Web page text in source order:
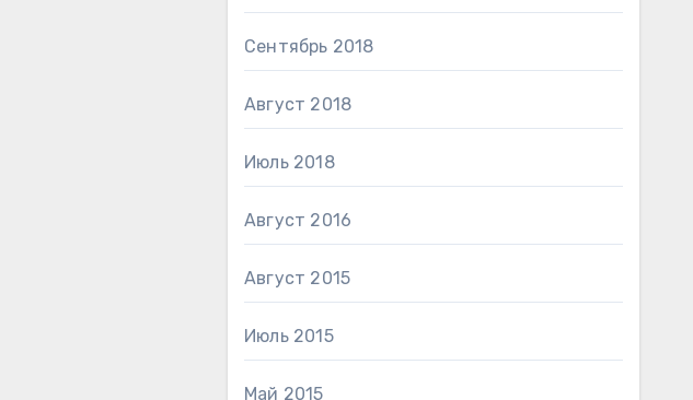
Сентябрь 2018
Август 2018
Июль 2018
Август 2016
Август 2015
Июль 2015
Май 2015